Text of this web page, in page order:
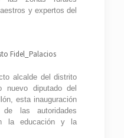
y expertos del
alcalde del distrito
diputado del
esta inauguración
las autoridades
la educación y la